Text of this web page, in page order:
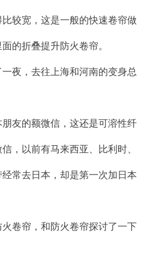
较宽，这是一般的快速卷帘做
的折叠提升防火卷帘。
夜，去往上海和河南的变身总
友的额微信，这还是可溶性纤
，以前有马来西亚、比利时、
常去日本，却是第一次加日本
卷帘，和防火卷帘探讨了一下